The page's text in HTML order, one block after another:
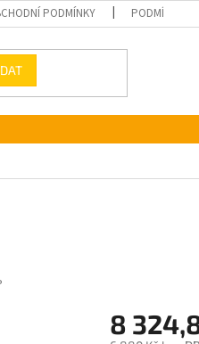
PODMÍNKY PODMÍNKY
8